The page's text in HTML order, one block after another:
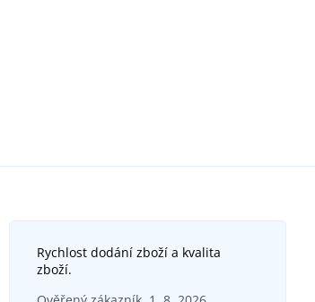
Rychlost dodání zboží a kvalita
zboží.